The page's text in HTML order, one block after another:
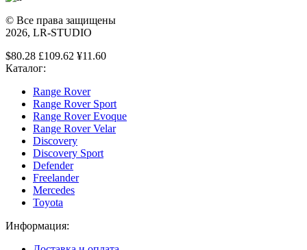
© Все права защищены
2026, LR-STUDIO
$80.28 £109.62 ¥11.60
Каталог:
Range Rover
Range Rover Sport
Range Rover Evoque
Range Rover Velar
Discovery
Discovery Sport
Defender
Freelander
Mercedes
Toyota
Информация: